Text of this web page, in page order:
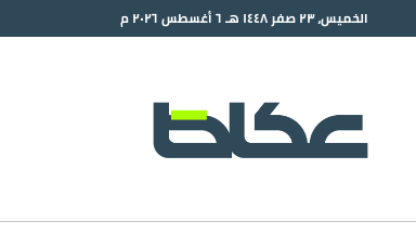
الخميس، ٢٣ صفر ١٤٤٨ هـ ٦ أغسطس ٢٠٢٦ م